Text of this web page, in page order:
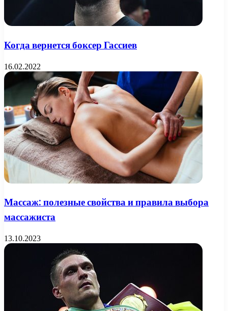
Когда вернется боксер Гассиев
16.02.2022
Массаж: полезные свойства и правила выбора
массажиста
13.10.2023